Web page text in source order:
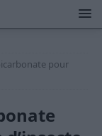
pour